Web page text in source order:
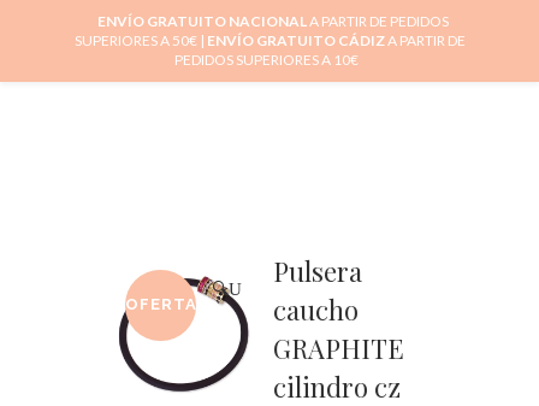
OFERTA
🔍
Pulsera
caucho
GRAPHITE
cilindro cz
ENVÍO GRATUITO NACIONALA PARTIR DE PEDIDOS
SUPERIORES A 50€ | ENVÍO GRATUITO CÁDIZA PARTIR DE
PEDIDOS SUPERIORES A 10€